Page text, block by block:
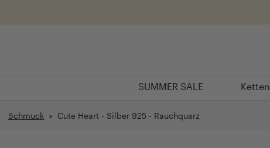
SUMMER SALE
SUMMER SALE
Ketten
Ketten
Schmuck > Cute Heart - Silber 925 - Rauchquarz